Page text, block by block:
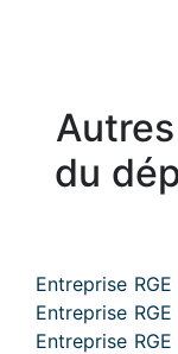
du
Entreprise
Entreprise
Entreprise